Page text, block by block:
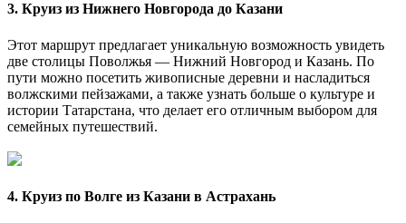
3. Круиз из Нижнего Новгорода до Казани
Этот маршрут предлагает уникальную возможность увидеть
две столицы Поволжья — Нижний Новгород и Казань. По
пути можно посетить живописные деревни и насладиться
волжскими пейзажами, а также узнать больше о культуре и
истории Татарстана, что делает его отличным выбором для
семейных путешествий.
4. Круиз по Волге из Казани в Астрахань